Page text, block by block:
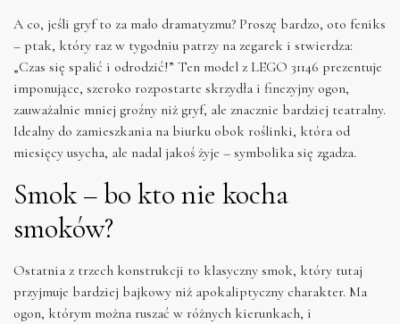
A co, jeśli gryf to za mało dramatyzmu? Proszę bardzo, oto feniks
– ptak, który raz w tygodniu patrzy na zegarek i stwierdza:
„Czas się spalić i odrodzić!” Ten model z LEGO 31146 prezentuje
imponujące, szeroko rozpostarte skrzydła i finezyjny ogon,
zauważalnie mniej groźny niż gryf, ale znacznie bardziej teatralny.
Idealny do zamieszkania na biurku obok roślinki, która od
miesięcy usycha, ale nadal jakoś żyje – symbolika się zgadza.
Smok – bo kto nie kocha
smoków?
Ostatnia z trzech konstrukcji to klasyczny smok, który tutaj
przyjmuje bardziej bajkowy niż apokaliptyczny charakter. Ma
ogon, którym można ruszać w różnych kierunkach, i